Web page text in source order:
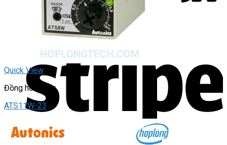
Quick View
Đồng hồ Timer
ATS11W-23